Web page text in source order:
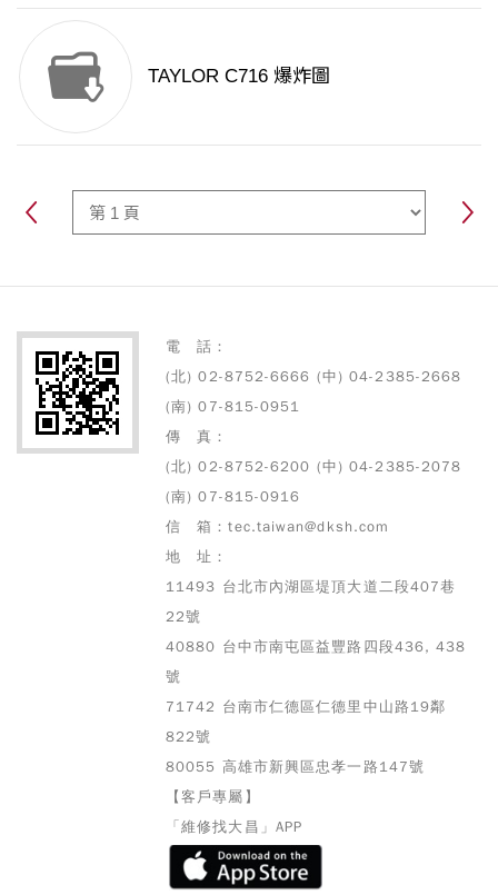
TAYLOR C716 爆炸圖
電 話：
(北) 02-8752-6666 (中) 04-2385-2668
(南) 07-815-0951
傳 真：
(北) 02-8752-6200 (中) 04-2385-2078
(南) 07-815-0916
信 箱：tec.taiwan@dksh.com
地 址：
11493 台北市內湖區堤頂大道二段407巷
22號
40880 台中市南屯區益豐路四段436, 438
號
71742 台南市仁德區仁德里中山路19鄰
822號
80055 高雄市新興區忠孝一路147號
【客戶專屬】
「維修找大昌」APP